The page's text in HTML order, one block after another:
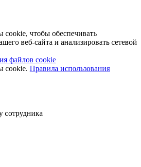
чтобы обеспечивать
веб-сайта и анализировать сетевой
файлов cookie
cookie. Правила использования
сотрудника